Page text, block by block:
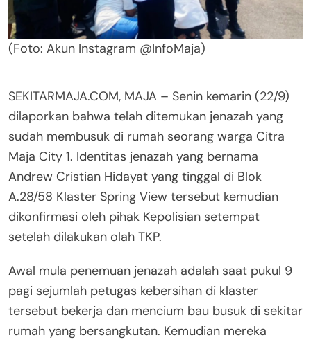
(Foto: Akun Instagram @InfoMaja)
SEKITARMAJA.COM, MAJA – Senin kemarin (22/9)
dilaporkan bahwa telah ditemukan jenazah yang
sudah membusuk di rumah seorang warga Citra
Maja City 1. Identitas jenazah yang bernama
Andrew Cristian Hidayat yang tinggal di Blok
A.28/58 Klaster Spring View tersebut kemudian
dikonfirmasi oleh pihak Kepolisian setempat
setelah dilakukan olah TKP.
Awal mula penemuan jenazah adalah saat pukul 9
pagi sejumlah petugas kebersihan di klaster
tersebut bekerja dan mencium bau busuk di sekitar
rumah yang bersangkutan. Kemudian mereka